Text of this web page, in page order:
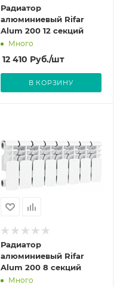
Радиатор
алюминиевый Rifar
Alum 200 12 секций
Много
12 410 Руб./шт
В КОРЗИНУ
Радиатор
алюминиевый Rifar
Alum 200 8 секций
Много